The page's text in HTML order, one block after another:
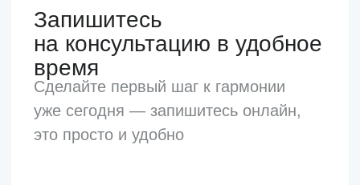
г. Москва, ул. Долгоруковская, д.
35, 1 этаж